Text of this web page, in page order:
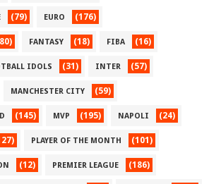
(79) EURO (176)
FANTASY (18) FIBA (16)
IDOLS (31) INTER (57)
MANCHESTER CITY (59)
(145) MVP (195) NAPOLI (24)
PLAYER OF THE MONTH (101)
(12) PREMIER LEAGUE (186)